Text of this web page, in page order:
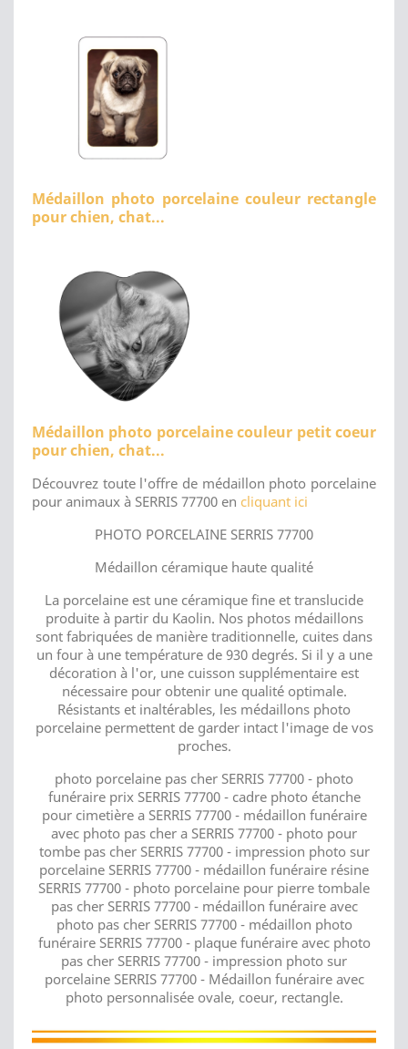
Médaillon photo porcelaine couleur rectangle
pour chien, chat...
Médaillon photo porcelaine couleur petit coeur
pour chien, chat...
Découvrez toute l'offre de médaillon photo porcelaine
pour animaux à SERRIS 77700 en cliquant ici
PHOTO PORCELAINE SERRIS 77700
Médaillon céramique haute qualité
La porcelaine est une céramique fine et translucide
produite à partir du Kaolin. Nos photos médaillons
sont fabriquées de manière traditionnelle, cuites dans
un four à une température de 930 degrés. Si il y a une
décoration à l'or, une cuisson supplémentaire est
nécessaire pour obtenir une qualité optimale.
Résistants et inaltérables, les médaillons photo
porcelaine permettent de garder intact l'image de vos
proches.
photo porcelaine pas cher SERRIS 77700 - photo
funéraire prix SERRIS 77700 - cadre photo étanche
pour cimetière a SERRIS 77700 - médaillon funéraire
avec photo pas cher a SERRIS 77700 - photo pour
tombe pas cher SERRIS 77700 - impression photo sur
porcelaine SERRIS 77700 - médaillon funéraire résine
SERRIS 77700 - photo porcelaine pour pierre tombale
pas cher SERRIS 77700 - médaillon funéraire avec
photo pas cher SERRIS 77700 - médaillon photo
funéraire SERRIS 77700 - plaque funéraire avec photo
pas cher SERRIS 77700 - impression photo sur
porcelaine SERRIS 77700 - Médaillon funéraire avec
photo personnalisée ovale, coeur, rectangle.